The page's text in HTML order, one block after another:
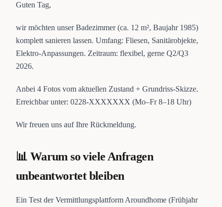
Guten Tag,
wir möchten unser Badezimmer (ca. 12 m², Baujahr 1985)
komplett sanieren lassen. Umfang: Fliesen, Sanitärobjekte,
Elektro-Anpassungen. Zeitraum: flexibel, gerne Q2/Q3
2026.
Anbei 4 Fotos vom aktuellen Zustand + Grundriss-Skizze.
Erreichbar unter: 0228-XXXXXXX (Mo–Fr 8–18 Uhr)
Wir freuen uns auf Ihre Rückmeldung.
📊 Warum so viele Anfragen
unbeantwortet bleiben
Ein Test der Vermittlungsplattform Aroundhome (Frühjahr